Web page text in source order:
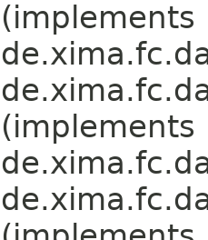
(implements
(implements